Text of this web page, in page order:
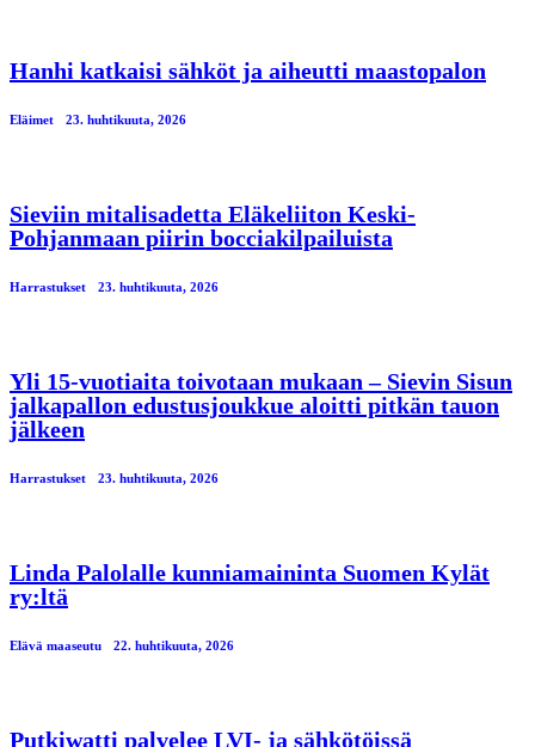
Hanhi katkaisi sähköt ja aiheutti maastopalon
Eläimet 23. huhtikuuta, 2026
Sieviin mitalisadetta Eläkeliiton Keski-
Pohjanmaan piirin bocciakilpailuista
Harrastukset 23. huhtikuuta, 2026
Yli 15-vuotiaita toivotaan mukaan – Sievin Sisun
jalkapallon edustusjoukkue aloitti pitkän tauon
jälkeen
Harrastukset 23. huhtikuuta, 2026
Linda Palolalle kunniamaininta Suomen Kylät
ry:ltä
Elävä maaseutu 22. huhtikuuta, 2026
Putkiwatti palvelee LVI- ja sähkötöissä